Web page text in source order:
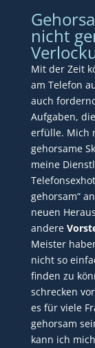
nicht
Mit der Zeit
am Telefon
auch
Aufgaben,
erfülle. Mich
gehorsame
meine
gehorsam“
neuen
andere
Meister
nicht so
finden zu
schrecken
es für viele
gehorsam
kann ich